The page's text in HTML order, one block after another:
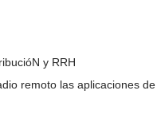
y RRH
remoto las aplicaciones